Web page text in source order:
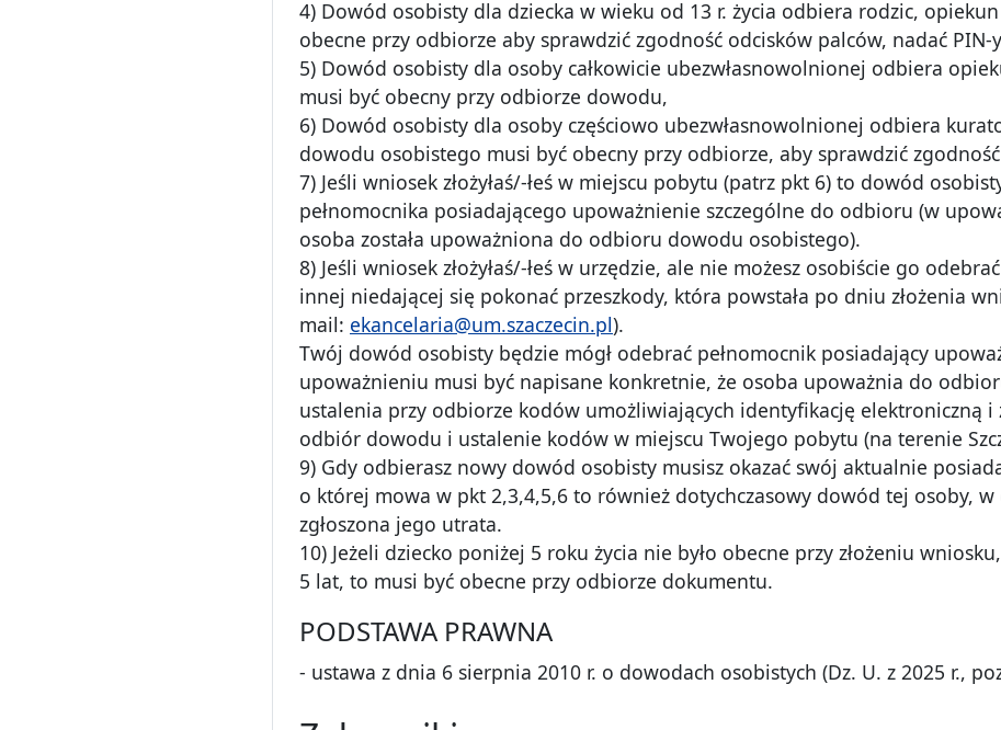
4) Dowód osobisty dla dziecka w wieku od 13 r. życia odbiera rodzic,
obecne przy odbiorze aby sprawdzić zgodność odcisków palców, nadać PIN-
5) Dowód osobisty dla osoby całkowicie ubezwłasnowolnionej odbiera
musi być obecny przy odbiorze dowodu,
6) Dowód osobisty dla osoby częściowo ubezwłasnowolnionej odbiera
dowodu osobistego musi być obecny przy odbiorze, aby sprawdzić
7) Jeśli wniosek złożyłaś/-łeś w miejscu pobytu (patrz pkt 6) to dowód
pełnomocnika posiadającego upoważnienie szczególne do odbioru (w
osoba została upoważniona do odbioru dowodu osobistego).
8) Jeśli wniosek złożyłaś/-łeś w urzędzie, ale nie możesz osobiście go
innej niedającej się pokonać przeszkody, która powstała po dniu złożenia
mail: ekancelaria@um.szaczecin.pl).
Twój dowód osobisty będzie mógł odebrać pełnomocnik posiadający
upoważnieniu musi być napisane konkretnie, że osoba upoważnia do
ustalenia przy odbiorze kodów umożliwiających identyfikację elektroniczną i
odbiór dowodu i ustalenie kodów w miejscu Twojego pobytu (na terenie
9) Gdy odbierasz nowy dowód osobisty musisz okazać swój aktualnie
o której mowa w pkt 2,3,4,5,6 to również dotychczasowy dowód tej osoby,
zgłoszona jego utrata.
10) Jeżeli dziecko poniżej 5 roku życia nie było obecne przy złożeniu
5 lat, to musi być obecne przy odbiorze dokumentu.
PODSTAWA PRAWNA
- ustawa z dnia 6 sierpnia 2010 r. o dowodach osobistych (Dz. U. z 2025 r.,